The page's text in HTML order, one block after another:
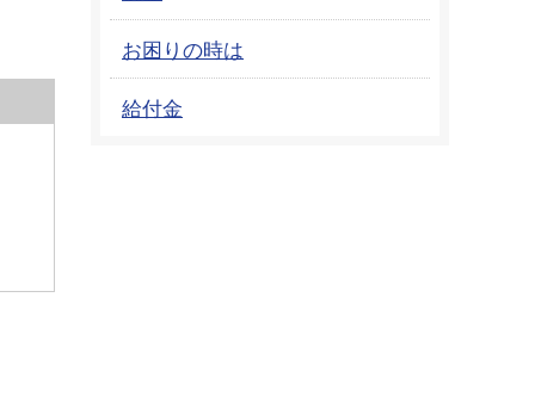
お困りの時は
給付金